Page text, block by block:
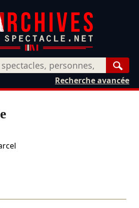
Recherche avancée